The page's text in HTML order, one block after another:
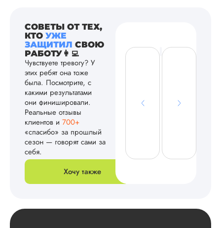
СОВЕТЫ ОТ ТЕХ,
КТО УЖЕ
ЗАЩИТИЛ СВОЮ
РАБОТУ👩‍💻
Чувствуете тревогу? У
этих ребят она тоже
была. Посмотрите, с
какими результатами
они финишировали.
Реальные отзывы
клиентов и 700+
«спасибо» за прошлый
сезон — говорят сами за
себя.
Хочу также